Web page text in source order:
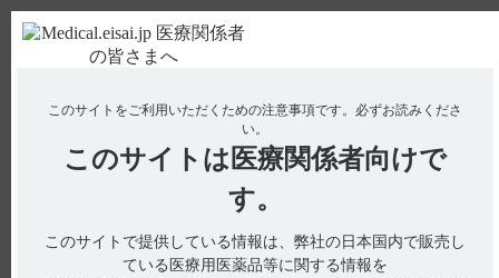
使用期限検索 Drug Information
No : 11152
【エクフィナ】 悪性症候群の症状と対処法につ
いて教えてください。
このサイトをご利用いただくための注意事項です。 必ずお読みくださ
い。
このサイトは 医療関係者向けで
す。
このサイトで提供している情報は、弊社の日本国内で販売し
ている医療用医薬品等に関する情報を